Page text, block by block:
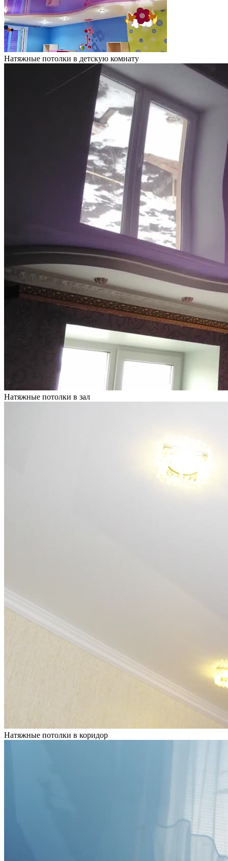
Натяжные потолки в детскую комнату
Натяжные потолки в зал
Натяжные потолки в коридор